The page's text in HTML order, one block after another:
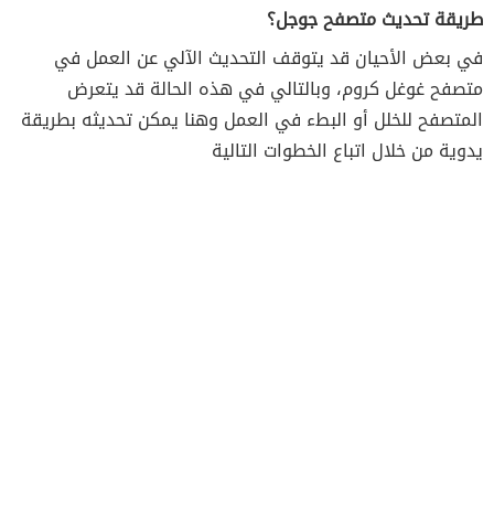
طريقة تحديث متصفح جوجل؟
في بعض الأحيان قد يتوقف التحديث الآلي عن العمل في
متصفح غوغل كروم، وبالتالي في هذه الحالة قد يتعرض
المتصفح للخلل أو البطء في العمل وهنا يمكن تحديثه بطريقة
يدوية من خلال اتباع الخطوات التالية